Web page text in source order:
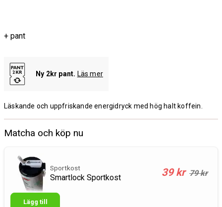
+ pant
Ny 2kr pant. Läs mer
Läskande och uppfriskande energidryck med hög halt koffein.
Matcha och köp nu
Sportkost
Smartlock Sportkost 39 kr 79 kr
Lägg till